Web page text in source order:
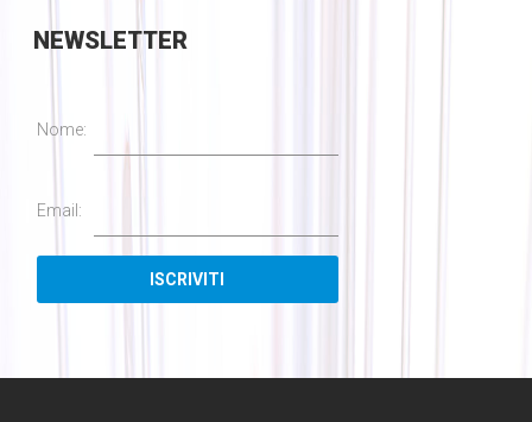
NEWSLETTER
Nome:
Email: